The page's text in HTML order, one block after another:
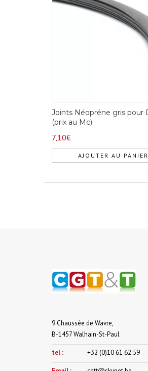
Joints Néopréne gris pour
(prix au Mc)
7,10€
AJOUTER AU PANIER
9 Chaussée de Wavre,
B-1457 Walhain-St-Paul
tel : +32 (0)10 61 62 59